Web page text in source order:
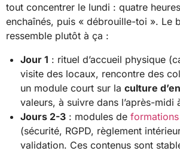
tout concentrer le lundi : quatre
enchaînés, puis « débrouille-toi ». Le
ressemble plutôt à ça :
Jour 1 : rituel d’accueil physique
visite des locaux, rencontre des
un module court sur la culture
valeurs, à suivre dans l’après-midi
Jours 2-3 : modules de
(sécurité, RGPD, règlement
validation. Ces contenus sont